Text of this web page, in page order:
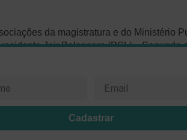
da magistratura e do Ministério
Jair Bolsonaro (PSL). Segundo
Cadastrar